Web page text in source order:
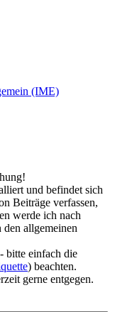
(IME)
und befindet sich
Beiträge verfassen,
werde ich nach
allgemeinen
bitte einfach die
) beachten.
gerne entgegen.